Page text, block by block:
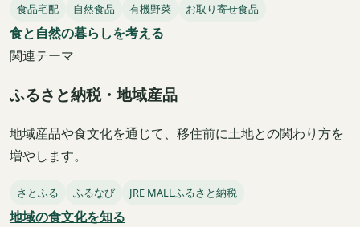
食品宅配 自然食品 有機野菜 お取り寄せ食品
食と自然の暮らしを考える
関連テーマ
ふるさと納税・地域産品
地域産品や食文化を通じて、移住前に土地との関わり方を
増やします。
さとふる ふるなび JRE MALLふるさと納税
地域の食文化を知る